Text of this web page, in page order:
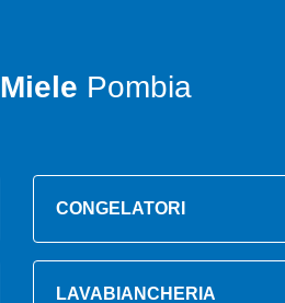
Miele Pombia
CONGELATORI
LAVABIANCHERIA